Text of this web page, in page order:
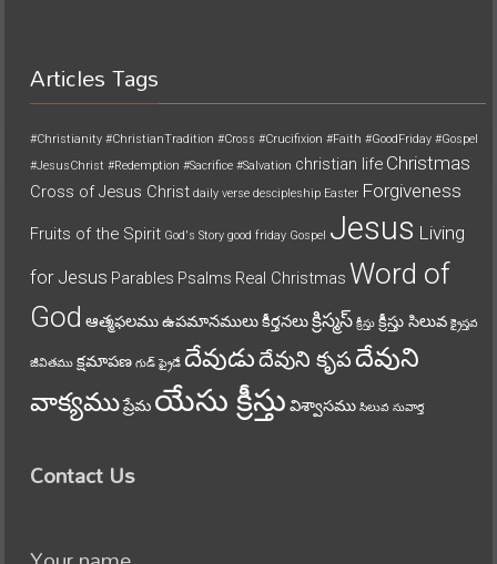
Articles Tags
#Christianity #ChristianTradition #Cross #Crucifixion #Faith #GoodFriday #Gospel
#JesusChrist #Redemption #Sacrifice #Salvation christian life Christmas
Cross of Jesus Christ daily verse descipleship Easter Forgiveness
Fruits of the Spirit God's Story good friday Gospel Jesus Living
for Jesus Parables Psalms Real Christmas Word of
God ఆత్మఫలముఉపమానములుకీర్తనలుక్రిస్మస్ క్రీస్తు క్రీస్తు సిలువ క్రైస్తవ
జీవితము క్షమాపణ గుడ్ ఫ్రైడే దేవుడుదేవుని కృపదేవుని
వాక్యముప్రేమ యేసు క్రీస్తు విశ్వాసము సిలువ సువార్త
Contact Us